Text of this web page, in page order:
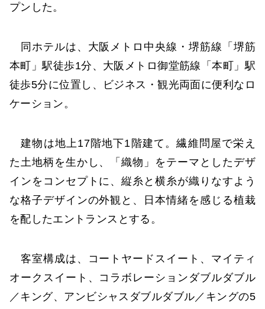
プンした。
同ホテルは、大阪メトロ中央線・堺筋線「堺筋
本町」駅徒歩1分、大阪メトロ御堂筋線「本町」駅
徒歩5分に位置し、ビジネス・観光両面に便利なロ
ケーション。
建物は地上17階地下1階建て。繊維問屋で栄え
た土地柄を生かし、「織物」をテーマとしたデザ
インをコンセプトに、縦糸と横糸が織りなすよう
な格子デザインの外観と、日本情緒を感じる植栽
を配したエントランスとする。
客室構成は、コートヤードスイート、マイティ
オークスイート、コラボレーションダブルダブル
／キング、アンビシャスダブルダブル／キングの5